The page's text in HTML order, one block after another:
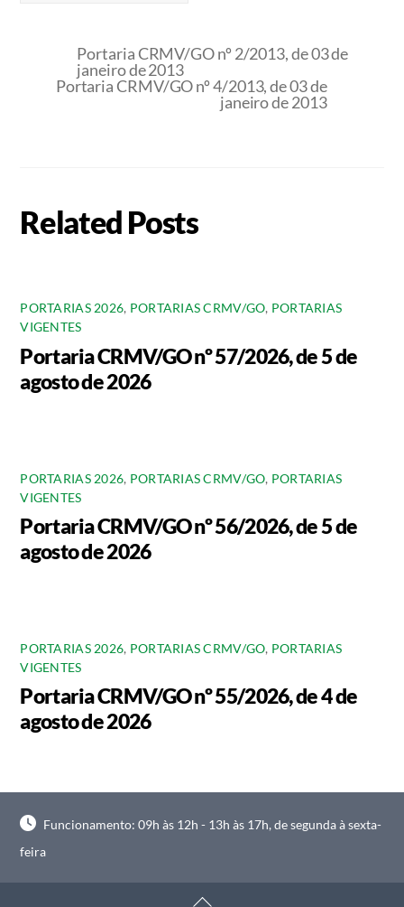
Portaria CRMV/GO nº 2/2013, de 03 de
janeiro de 2013
Portaria CRMV/GO nº 4/2013, de 03 de
janeiro de 2013
Related Posts
PORTARIAS 2026, PORTARIAS CRMV/GO, PORTARIAS
VIGENTES
Portaria CRMV/GO nº 57/2026, de 5 de
agosto de 2026
PORTARIAS 2026, PORTARIAS CRMV/GO, PORTARIAS
VIGENTES
Portaria CRMV/GO nº 56/2026, de 5 de
agosto de 2026
PORTARIAS 2026, PORTARIAS CRMV/GO, PORTARIAS
VIGENTES
Portaria CRMV/GO nº 55/2026, de 4 de
agosto de 2026
Funcionamento: 09h às 12h - 13h às 17h, de segunda à sexta-
feira
Back